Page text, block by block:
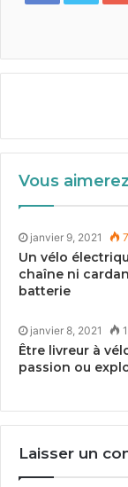
Vous
janvier 9, 2021
Un vélo
chaîne ni
batterie
janvier 8, 2021
Être livreur à
passion ou
Laisser un